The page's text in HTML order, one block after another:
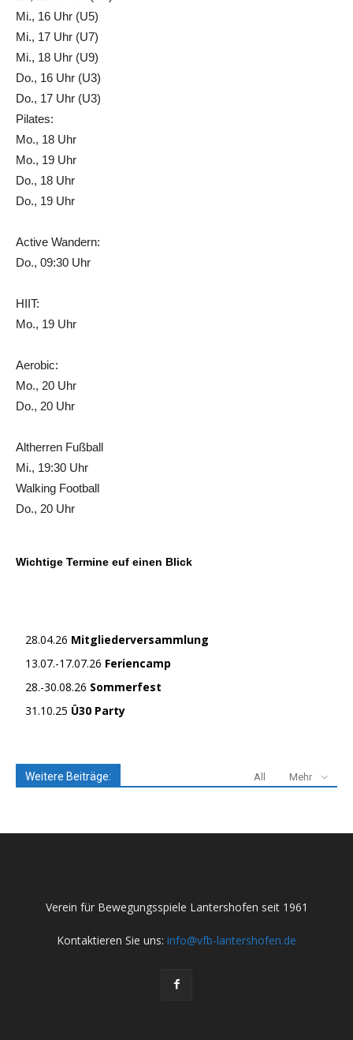
Mi., 16 Uhr (U5)
Mi., 17 Uhr (U7)
Mi., 18 Uhr (U9)
Do., 16 Uhr (U3)
Do., 17 Uhr (U3)
Pilates:
Mo., 18 Uhr
Mo., 19 Uhr
Do., 18 Uhr
Do., 19 Uhr
Active Wandern:
Do., 09:30 Uhr
HIIT:
Mo., 19 Uhr
Aerobic:
Mo., 20 Uhr
Do., 20 Uhr
Altherren Fußball
Mi., 19:30 Uhr
Walking Football
Do., 20 Uhr
Wichtige Termine euf einen Blick
28.04.26 Mitgliederversammlung
13.07.-17.07.26 Feriencamp
28.-30.08.26 Sommerfest
31.10.25 Ü30 Party
Weitere Beiträge: All Mehr
Verein für Bewegungsspiele Lantershofen seit 1961
Kontaktieren Sie uns: info@vfb-lantershofen.de